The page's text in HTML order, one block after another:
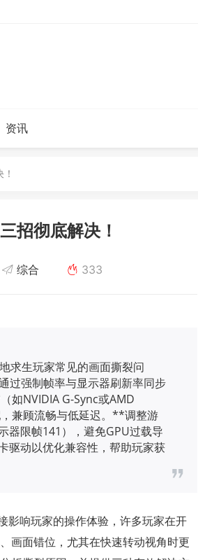
资讯
招彻底解决！
综合 333
求生玩家常见的画面撕裂问
过强制帧率与显示器刷新率同步
如NVIDIA G-Sync或AMD
兼顾流畅与低延迟。**调整游
器限帧141），避免GPU过载导
驱动以优化兼容性，帮助玩家获
影响玩家的操作体验，许多玩家在开
面错位，尤其在快速转动视角时更